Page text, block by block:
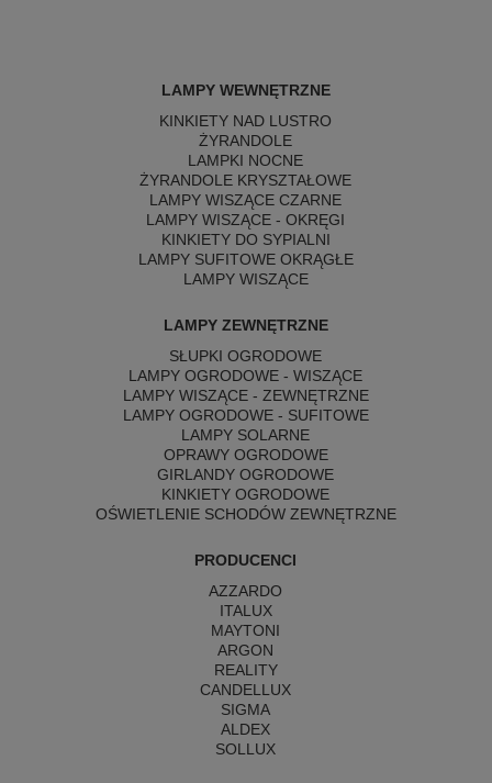
LAMPY WEWNĘTRZNE
KINKIETY NAD LUSTRO
ŻYRANDOLE
LAMPKI NOCNE
ŻYRANDOLE KRYSZTAŁOWE
LAMPY WISZĄCE CZARNE
LAMPY WISZĄCE - OKRĘGI
KINKIETY DO SYPIALNI
LAMPY SUFITOWE OKRĄGŁE
LAMPY WISZĄCE
LAMPY ZEWNĘTRZNE
SŁUPKI OGRODOWE
LAMPY OGRODOWE - WISZĄCE
LAMPY WISZĄCE - ZEWNĘTRZNE
LAMPY OGRODOWE - SUFITOWE
LAMPY SOLARNE
OPRAWY OGRODOWE
GIRLANDY OGRODOWE
KINKIETY OGRODOWE
OŚWIETLENIE SCHODÓW ZEWNĘTRZNE
PRODUCENCI
AZZARDO
ITALUX
MAYTONI
ARGON
REALITY
CANDELLUX
SIGMA
ALDEX
SOLLUX